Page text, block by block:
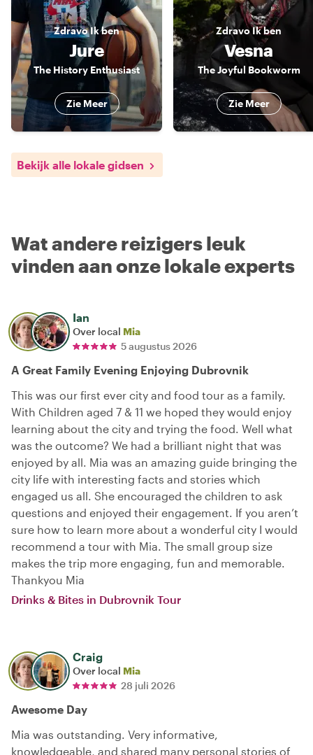
ZdravoIk ben
Jure
The History Enthusiast
Zie Meer
ZdravoIk ben
Vesna
The Joyful Bookworm
Zie Meer
Bekijk alle lokale gidsen
Wat andere reizigers leuk
vinden aan onze lokale experts
Ian
Over local Mia
5 augustus 2026
A Great Family Evening Enjoying Dubrovnik
This was our first ever city and food tour as a family.
With Children aged 7 & 11 we hoped they would enjoy
learning about the city and trying the food. Well what
was the outcome? We had a brilliant night that was
enjoyed by all. Mia was an amazing guide bringing the
city life with interesting facts and stories which
engaged us all. She encouraged the children to ask
questions and enjoyed their engagement. If you aren’t
sure how to learn more about a wonderful city I would
recommend a tour with Mia. The small group size
makes the trip more engaging, fun and memorable.
Thankyou Mia
Drinks & Bites in Dubrovnik Tour
Craig
Over local Mia
28 juli 2026
Awesome Day
Mia was outstanding. Very informative,
knowledgeable, and shared many personal stories of